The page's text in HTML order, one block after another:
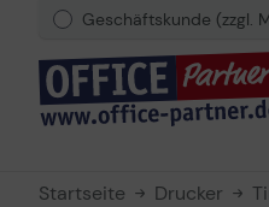
Geschäftskunde (zzgl.
Startseite Drucker